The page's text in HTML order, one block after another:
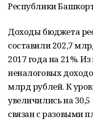
Республики
Доходы бюджета
составили 202,7
2017 года на 21%.
неналоговых
млрд рублей. К
увеличились на
связан с разовыми